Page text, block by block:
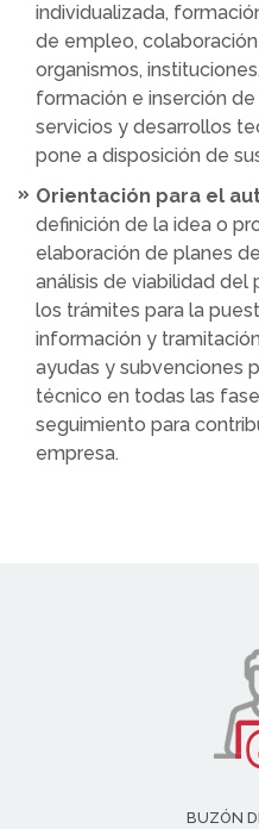
individualizada,
de empleo,
organismos,
formación e inserción
servicios y desarrollos
pone a disposición de
Orientación para el
definición de la idea o
elaboración de planes
análisis de viabilidad
los trámites para la
información y
ayudas y subvenciones
técnico en todas las
seguimiento para
empresa.
BUZÓN